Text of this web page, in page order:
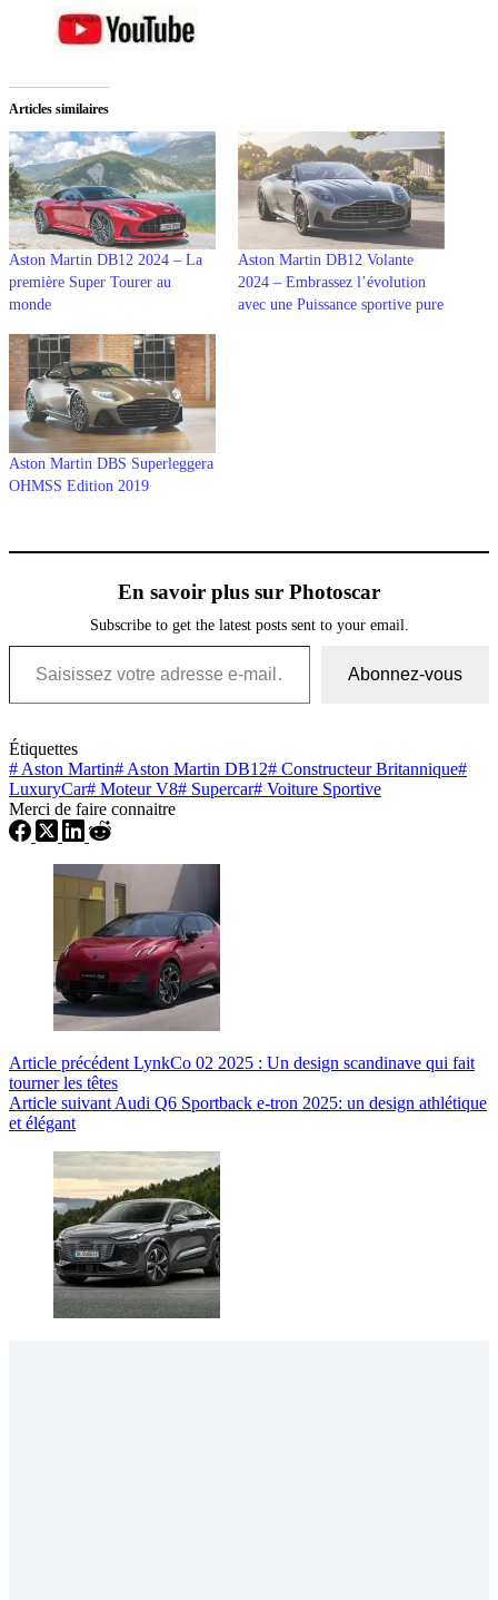
Articles similaires
Aston Martin DB12 2024 – La
première Super Tourer au
monde
Aston Martin DB12 Volante
2024 – Embrassez l’évolution
avec une Puissance sportive pure
Aston Martin DBS Superleggera
OHMSS Edition 2019
En savoir plus sur Photoscar
Subscribe to get the latest posts sent to your email.
Saisissez votre adresse e-mail…
Abonnez-vous
Étiquettes
# Aston Martin# Aston Martin DB12# Constructeur Britannique#
LuxuryCar# Moteur V8# Supercar# Voiture Sportive
Merci de faire connaitre
Article précédent LynkCo 02 2025 : Un design scandinave qui fait
tourner les têtes
Article suivant Audi Q6 Sportback e-tron 2025: un design athlétique
et élégant